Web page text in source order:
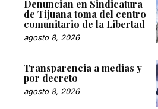
Denuncian en Sindicatura
de Tijuana toma del centro
comunitario de la Libertad
agosto 8, 2026
Transparencia a medias y
por decreto
agosto 8, 2026